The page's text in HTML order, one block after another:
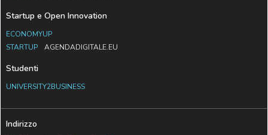
Startup e Open Innovation
ECONOMYUP
STARTUP
AGENDADIGITALE.EU
Studenti
UNIVERSITY2BUSINESS
Indirizzo